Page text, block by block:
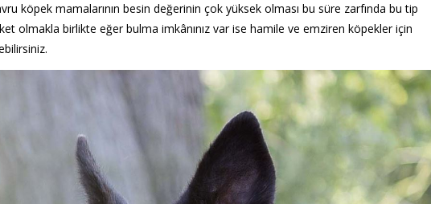
köpek mamalarının besin değerinin çok yüksek olması bu süre zarfında bu tip
olmakla birlikte eğer bulma imkânınız var ise hamile ve emziren köpekler için